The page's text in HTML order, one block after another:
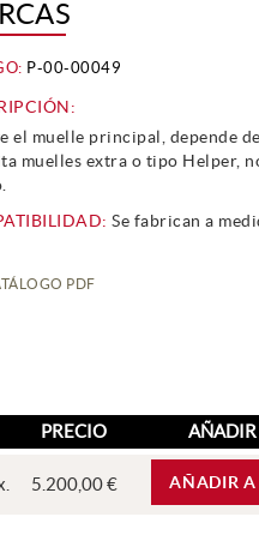
P-00-00049
el muelle principal, depende
muelles extra o tipo Helper,
Se fabrican a
PDF
PRECIO AÑADIR
5.200,00 € AÑADIR A